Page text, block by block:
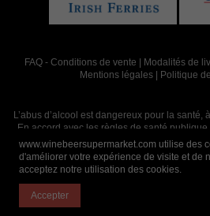
FAQ - Conditions de vente Modalités de
Mentions légales
Politique
L’abus d’alcool est dangereux pour la santé,
En accord avec les règles de santé
interdite aux mineurs, strictement réservée
www.winebeersupermarket.com utilise des
d'améliorer votre expérience de visite et de
acceptez notre utilisation des cookies.
Accepter